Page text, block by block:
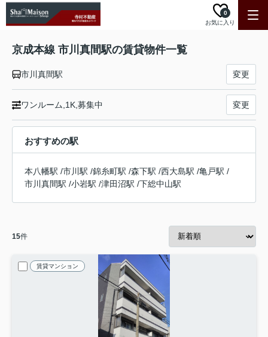
お気に入り
0
京成本線 市川真間駅の賃貸物件一覧
市川真間駅 変更
ワンルーム,1K,募集中 変更
おすすめの駅
本八幡駅 /市川駅 /錦糸町駅 /森下駅 /西大島駅 /亀戸駅 /
市川真間駅 /小岩駅 /津田沼駅 /下総中山駅
15件
賃貸マンション